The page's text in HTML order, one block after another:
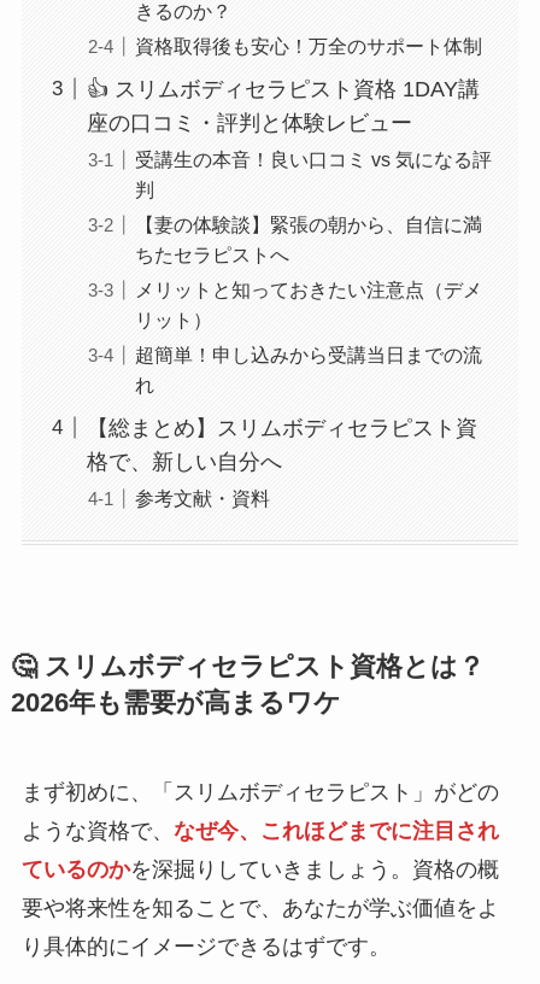
きるのか？
資格取得後も安心！万全のサポート体制
👍 スリムボディセラピスト資格 1DAY講
座の口コミ・評判と体験レビュー
受講生の本音！良い口コミ vs 気になる評
判
【妻の体験談】緊張の朝から、自信に満
ちたセラピストへ
メリットと知っておきたい注意点（デメ
リット）
超簡単！申し込みから受講当日までの流
れ
【総まとめ】スリムボディセラピスト資
格で、新しい自分へ
参考文献・資料
🤔 スリムボディセラピスト資格とは？
2026年も需要が高まるワケ
まず初めに、「スリムボディセラピスト」がどの
ような資格で、 なぜ今、これほどまでに注目され
ているのかを深掘りしていきましょう。資格の概
要や将来性を知ることで、あなたが学ぶ価値をよ
り具体的にイメージできるはずです。